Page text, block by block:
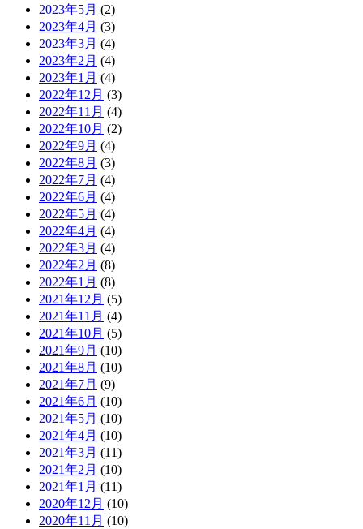
2023年5月 (2)
2023年4月 (3)
2023年3月 (4)
2023年2月 (4)
2023年1月 (4)
2022年12月 (3)
2022年11月 (4)
2022年10月 (2)
2022年9月 (4)
2022年8月 (3)
2022年7月 (4)
2022年6月 (4)
2022年5月 (4)
2022年4月 (4)
2022年3月 (4)
2022年2月 (8)
2022年1月 (8)
2021年12月 (5)
2021年11月 (4)
2021年10月 (5)
2021年9月 (10)
2021年8月 (10)
2021年7月 (9)
2021年6月 (10)
2021年5月 (10)
2021年4月 (10)
2021年3月 (11)
2021年2月 (10)
2021年1月 (11)
2020年12月 (10)
2020年11月 (10)